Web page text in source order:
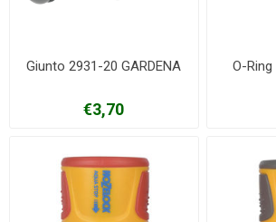
Giunto 2931-20 GARDENA
€3,70
O-Ring